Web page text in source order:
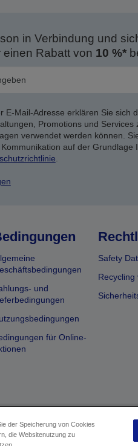
in Verbindung und
Rabatt von 10 %*
E-Mail-Adresse erklären Sie sich
Promotions und
verwendet werden können.
auf der
.
und
für Online-
Safety
Recycling
der Speicherung von Cookies
die Websitenutzung zu